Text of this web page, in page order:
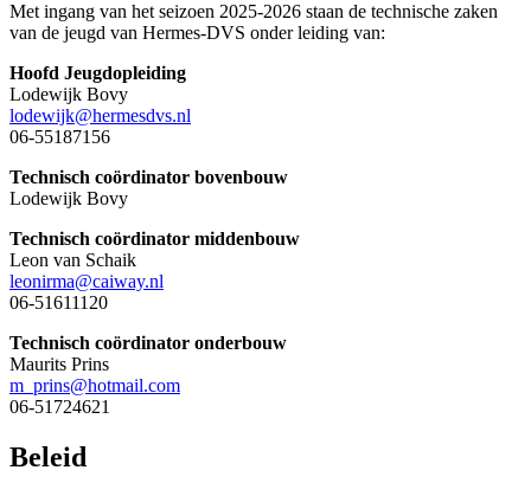
Met ingang van het seizoen 2025-2026 staan de technische zaken
van de jeugd van Hermes-DVS onder leiding van:
Hoofd Jeugdopleiding
Lodewijk Bovy
lodewijk@hermesdvs.nl
06-55187156
Technisch coördinator bovenbouw
Lodewijk Bovy
Technisch coördinator middenbouw
Leon van Schaik
leonirma@caiway.nl
06-51611120
Technisch coördinator onderbouw
Maurits Prins
m_prins@hotmail.com
06-51724621
Beleid